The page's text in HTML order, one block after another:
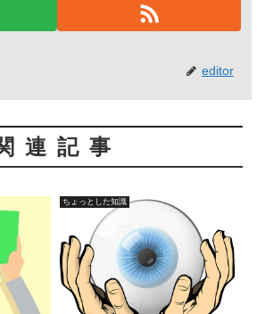
editor
連記事
ちょっとした知識